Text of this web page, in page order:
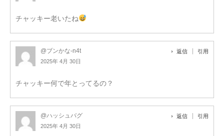
チャッキー老いたね
@ブンかな-n4t
2025年 4月 30日
返信 引用
チャッキー何で年とってるの？
@ハッシュバグ
2025年 4月 30日
返信 引用